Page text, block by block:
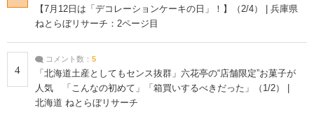
【7月12日は「デコレーションケーキの日」！】（2/4） | 兵庫県
ねとらぼリサーチ：2ページ目
4
コメント数： 5
「北海道土産としてもセンス抜群」六花亭の“店舗限定”お菓子が
人気 「こんなの初めて」「箱買いするべきだった」（1/2） |
北海道 ねとらぼリサーチ